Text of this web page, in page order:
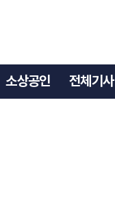
소상공인 전체기사